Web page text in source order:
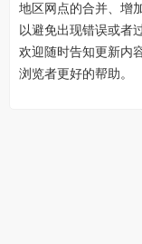
地区网点的合并、增
以避免出现错误或者
欢迎随时告知更新内
浏览者更好的帮助。